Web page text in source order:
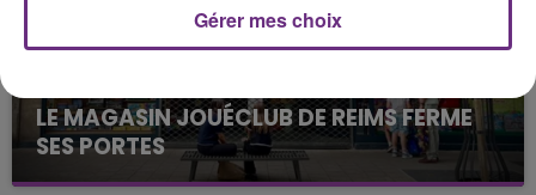
LE MAGASIN JOUÉCLUB DE REIMS FERME
SES PORTES
C'était l'une des institutions du centre-ville
Gérer mes choix